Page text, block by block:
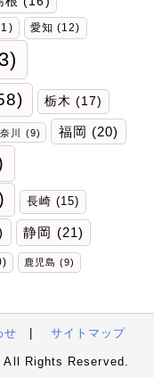
愛知 (12)
栃木 (17)
川 (9) 福岡 (20)
長崎 (15)
静岡 (21)
鹿児島 (9)
せ サイトマップ
Rights Reserved.